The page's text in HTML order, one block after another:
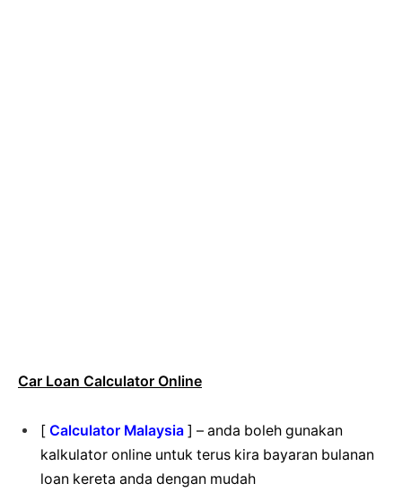
Car Loan Calculator Online
[ Calculator Malaysia ] – anda boleh gunakan
kalkulator online untuk terus kira bayaran bulanan
loan kereta anda dengan mudah